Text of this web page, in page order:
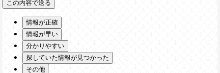
情報が正確
情報が早い
分かりやすい
探していた情報が見つかった
その他